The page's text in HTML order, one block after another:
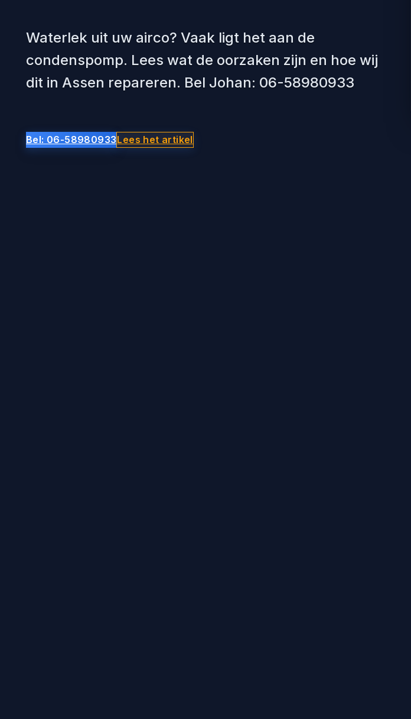
Waterlek uit uw airco? Vaak ligt het aan de
condenspomp. Lees wat de oorzaken zijn en hoe wij
dit in Assen repareren. Bel Johan: 06-58980933
Bel: 06-58980933Lees het artikel